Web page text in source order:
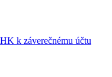
k záverečnému účtu